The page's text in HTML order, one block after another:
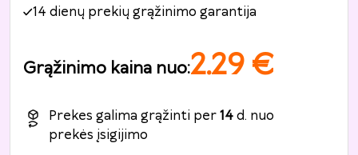
14 dienų prekių grąžinimo garantija
Grąžinimo kaina nuo:2.29 €
Prekes galima grąžinti per14d. nuo
prekės įsigijimo